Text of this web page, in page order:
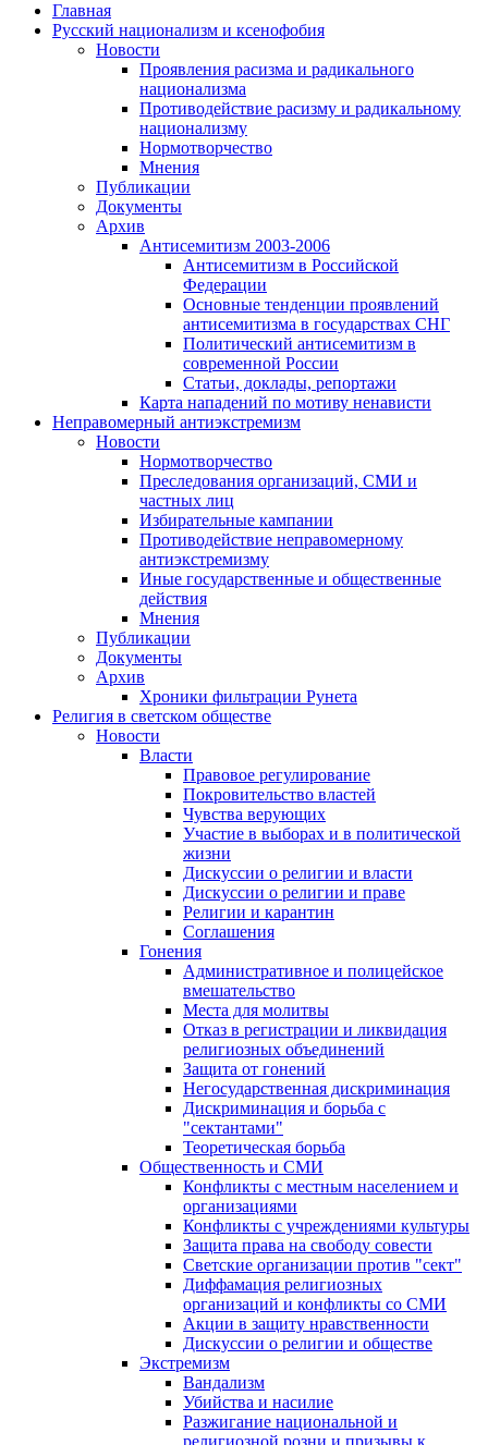
Главная
Русский национализм и ксенофобия
Новости
Проявления расизма и радикального
национализма
Противодействие расизму и радикальному
национализму
Нормотворчество
Мнения
Публикации
Документы
Архив
Антисемитизм 2003-2006
Антисемитизм в Российской
Федерации
Основные тенденции проявлений
антисемитизма в государствах СНГ
Политический антисемитизм в
современной России
Статьи, доклады, репортажи
Карта нападений по мотиву ненависти
Неправомерный антиэкстремизм
Новости
Нормотворчество
Преследования организаций, СМИ и
частных лиц
Избирательные кампании
Противодействие неправомерному
антиэкстремизму
Иные государственные и общественные
действия
Мнения
Публикации
Документы
Архив
Хроники фильтрации Рунета
Религия в светском обществе
Новости
Власти
Правовое регулирование
Покровительство властей
Чувства верующих
Участие в выборах и в политической
жизни
Дискуссии о религии и власти
Дискуссии о религии и праве
Религии и карантин
Соглашения
Гонения
Административное и полицейское
вмешательство
Места для молитвы
Отказ в регистрации и ликвидация
религиозных объединений
Защита от гонений
Негосударственная дискриминация
Дискриминация и борьба с
"сектантами"
Теоретическая борьба
Общественность и СМИ
Конфликты с местным населением и
организациями
Конфликты с учреждениями культуры
Защита права на свободу совести
Светские организации против "сект"
Диффамация религиозных
организаций и конфликты со СМИ
Акции в защиту нравственности
Дискуссии о религии и обществе
Экстремизм
Вандализм
Убийства и насилие
Разжигание национальной и